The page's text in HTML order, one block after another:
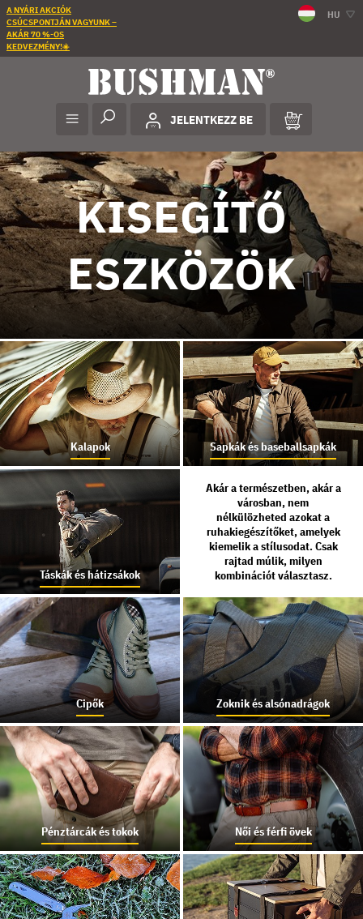
A NYÁRI AKCIÓK
CSÚCSPONTJÁN VAGYUNK –
AKÁR 70 %-OS
KEDVEZMÉNY!☀️
HU
JELENTKEZZ BE
KISEGÍTŐ
ESZKÖZÖK
Kalapok Sapkák és baseballsapkák
Táskák és hátizsákok
Akár a természetben, akár a
városban, nem
nélkülözheted azokat a
ruhakiegészítőket, amelyek
kiemelik a stílusodat. Csak
rajtad múlik, milyen
kombinációt választasz.
Cipők Zoknik és alsónadrágok
Pénztárcák és tokok Női és férfi övek